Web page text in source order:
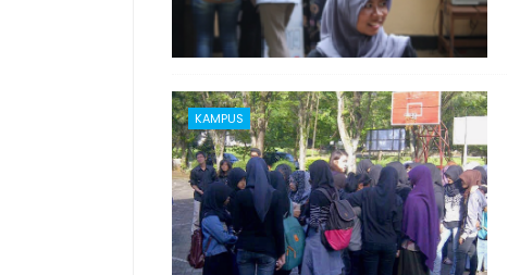
KAMPUS